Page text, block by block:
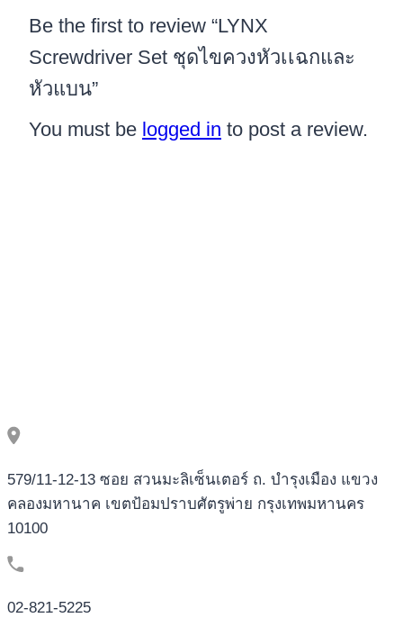
Be the first to review “LYNX
Screwdriver Set ชุดไขควงหัวเเฉกและ
หัวแบน”
You must be logged in to post a review.
579/11-12-13 ซอย สวนมะลิเซ็นเตอร์ ถ. บำรุงเมือง แขวง
คลองมหานาค เขตป้อมปราบศัตรูพ่าย กรุงเทพมหานคร
10100
02-821-5225